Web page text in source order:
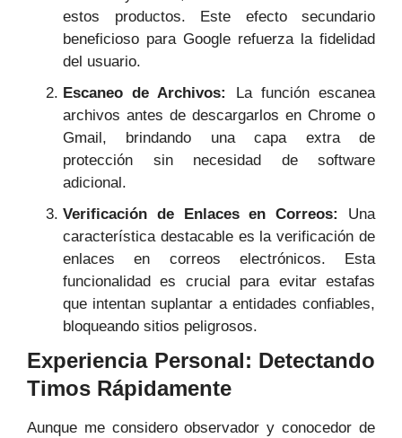
estos productos. Este efecto secundario
beneficioso para Google refuerza la fidelidad
del usuario.
Escaneo de Archivos:
La función escanea
archivos antes de descargarlos en Chrome o
Gmail, brindando una capa extra de
protección sin necesidad de software
adicional.
Verificación de Enlaces en Correos:
Una
característica destacable es la verificación de
enlaces en correos electrónicos. Esta
funcionalidad es crucial para evitar estafas
que intentan suplantar a entidades confiables,
bloqueando sitios peligrosos.
Experiencia Personal: Detectando
Timos Rápidamente
Aunque me considero observador y conocedor de